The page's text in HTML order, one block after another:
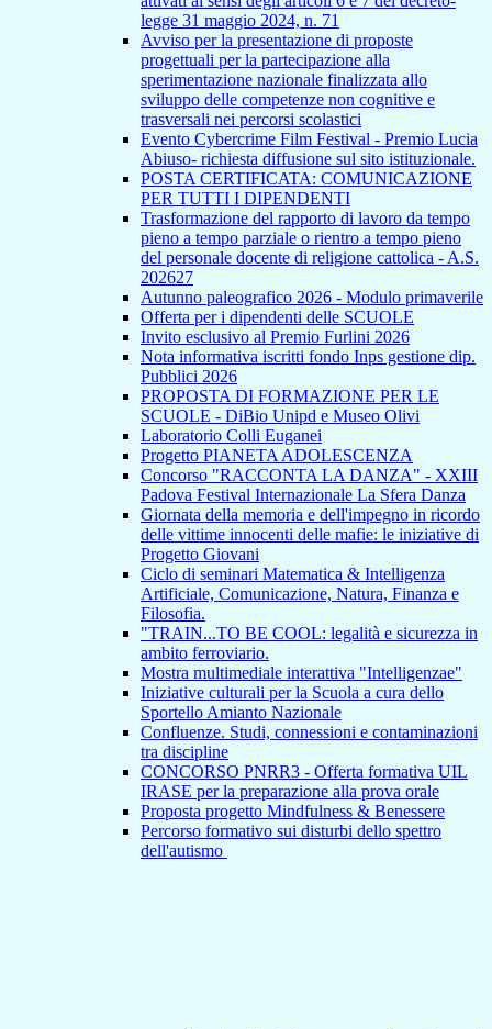
legge 31 maggio 2024, n. 71
Avviso per la presentazione di proposte
progettuali per la partecipazione alla
sperimentazione nazionale finalizzata allo
sviluppo delle competenze non cognitive e
trasversali nei percorsi scolastici
Evento Cybercrime Film Festival - Premio Lucia
Abiuso- richiesta diffusione sul sito istituzionale.
POSTA CERTIFICATA: COMUNICAZIONE
PER TUTTI I DIPENDENTI
Trasformazione del rapporto di lavoro da tempo
pieno a tempo parziale o rientro a tempo pieno
del personale docente di religione cattolica - A.S.
202627
Autunno paleografico 2026 - Modulo primaverile
Offerta per i dipendenti delle SCUOLE
Invito esclusivo al Premio Furlini 2026
Nota informativa iscritti fondo Inps gestione dip.
Pubblici 2026
PROPOSTA DI FORMAZIONE PER LE
SCUOLE - DiBio Unipd e Museo Olivi
Laboratorio Colli Euganei
Progetto PIANETA ADOLESCENZA
Concorso "RACCONTA LA DANZA" - XXIII
Padova Festival Internazionale La Sfera Danza
Giornata della memoria e dell'impegno in ricordo
delle vittime innocenti delle mafie: le iniziative di
Progetto Giovani
Ciclo di seminari Matematica & Intelligenza
Artificiale, Comunicazione, Natura, Finanza e
Filosofia.
"TRAIN...TO BE COOL: legalità e sicurezza in
ambito ferroviario.
Mostra multimediale interattiva "Intelligenzae"
Iniziative culturali per la Scuola a cura dello
Sportello Amianto Nazionale
Confluenze. Studi, connessioni e contaminazioni
tra discipline
CONCORSO PNRR3 - Offerta formativa UIL
IRASE per la preparazione alla prova orale
Proposta progetto Mindfulness & Benessere
Percorso formativo sui disturbi dello spettro
dell'autismo